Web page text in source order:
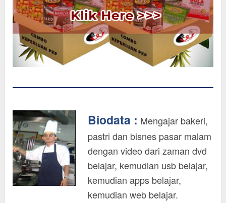
Biodata : Mengajar bakeri,
pastri dan bisnes pasar malam
dengan video dari zaman dvd
belajar, kemudian usb belajar,
kemudian apps belajar,
kemudian web belajar.